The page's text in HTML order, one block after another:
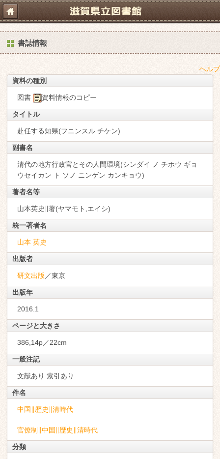
書誌情報
ヘルプ
資料の種別
図書 資料情報のコピー
タイトル
赴任する知県(フニンスル チケン)
副書名
清代の地方行政官とその人間環境(シンダイ ノ チホウ ギョ
ウセイカン ト ソノ ニンゲン カンキョウ)
著者名等
山本英史∥著(ヤマモト,エイシ)
統一著者名
山本 英史
出版者
研文出版 ／東京
出版年
2016.1
ページと大きさ
386,14p／22cm
一般注記
文献あり 索引あり
件名
中国∥歴史∥清時代
官僚制∥中国∥歴史∥清時代
分類